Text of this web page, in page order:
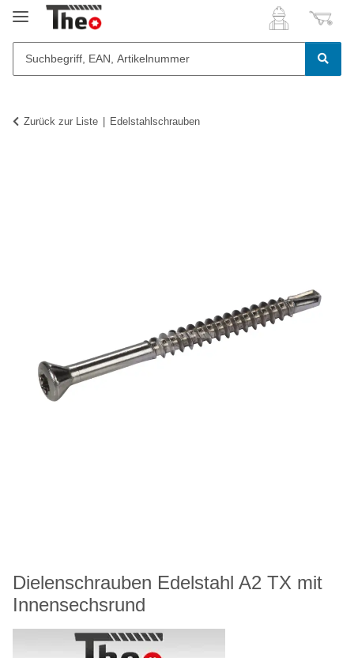
Zurück zur Liste Edelstahlschrauben
Dielenschrauben Edelstahl A2 TX mit
Innensechsrund